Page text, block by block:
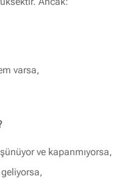
varsa,
ve kapanmıyorsa,